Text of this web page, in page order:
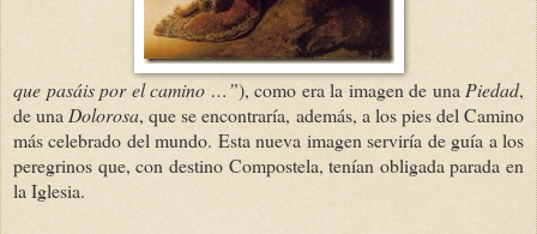
que pasáis por el camino …”), como era la imagen de una Piedad,
de una Dolorosa, que se encontraría, además, a los pies del Camino
más celebrado del mundo. Esta nueva imagen serviría de guía a los
peregrinos que, con destino Compostela, tenían obligada parada en
la Iglesia.